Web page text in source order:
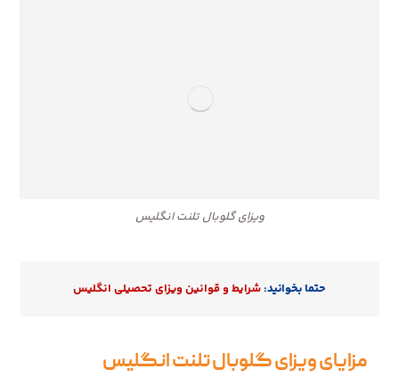
ویزای گلوبال تلنت انگلیس
حتما بخوانید:شرایط و قوانین ویزای تحصیلی انگلیس
مزایای ویزای گلوبال تلنت انگلیس